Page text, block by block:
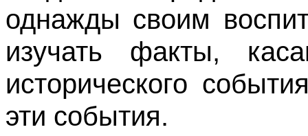
однажды своим
изучать факты,
исторического
эти события.